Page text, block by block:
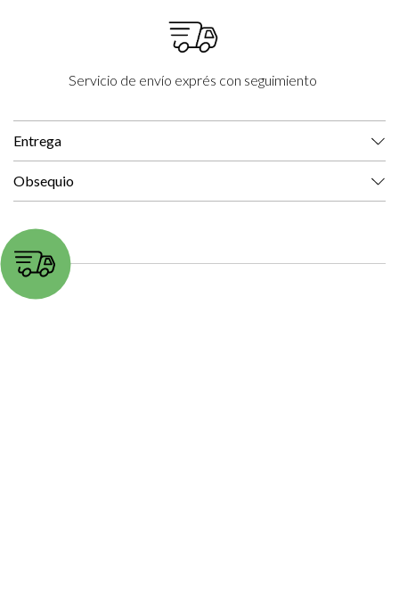
Servicio de envío exprés con seguimiento
Entrega
Obsequio